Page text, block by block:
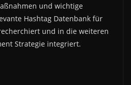
und wichtige
Hashtag Datenbank für
und in die weiteren
Strategie integriert.